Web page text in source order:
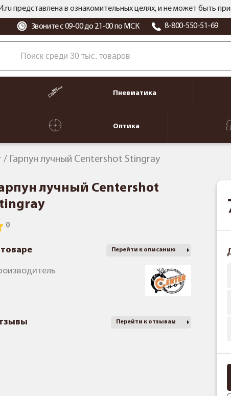
представлена в ознакомительных целях, и не может быть
Звоните с 09-00 до 21-00 по МСК 8-800-550-51-69
Пневматика
Оптика
Гарпун лучный Centershot Stingray
лучный Centershot
Перейти к описанию
Перейти к отзывам